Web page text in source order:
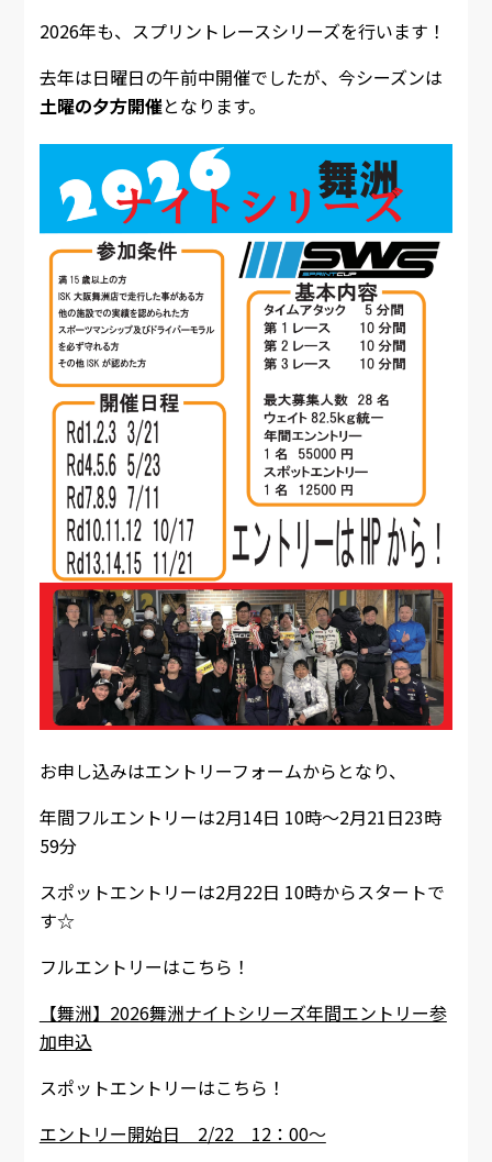
2026年も、スプリントレースシリーズを行います！
去年は日曜日の午前中開催でしたが、今シーズンは
土曜の夕方開催となります。
お申し込みはエントリーフォームからとなり、
年間フルエントリーは2月14日 10時～2月21日23時
59分
スポットエントリーは2月22日 10時からスタートで
す☆
フルエントリーはこちら！
【舞洲】2026舞洲ナイトシリーズ年間エントリー参
加申込
スポットエントリーはこちら！
エントリー開始日 2/22 12：00～